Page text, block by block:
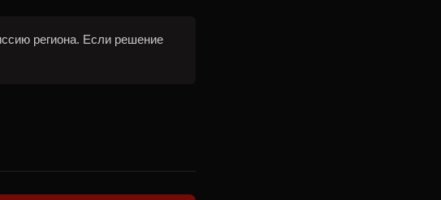
региона. Если решение